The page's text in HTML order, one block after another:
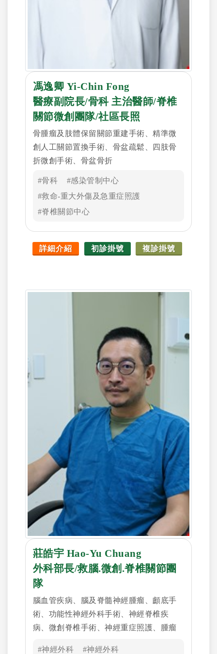
馮逸卿 Yi-Chin Fong
醫療副院長/骨科 主治醫師/脊椎
關節微創團隊/社區長照
骨腫瘤及肢體保留關節重建手術、精準微
創人工關節置換手術、骨盆疏鬆、四肢骨
折微創手術、骨盆骨折
#骨科
#感染管制中心
#救命-重大外傷及急重症照護
#脊椎關節中心
詳細介紹 初診掛號 複診掛號
莊皓宇 Hao-Yu Chuang
外科部長/救腦.微創.脊椎關節團
隊
腦血管疾病、腦及脊髓神經腫瘤、顱底手
術、功能性神經外科手術、神經脊椎疾
病、微創脊椎手術、神經重症照護、腫瘤
#神經外科
#神經外科